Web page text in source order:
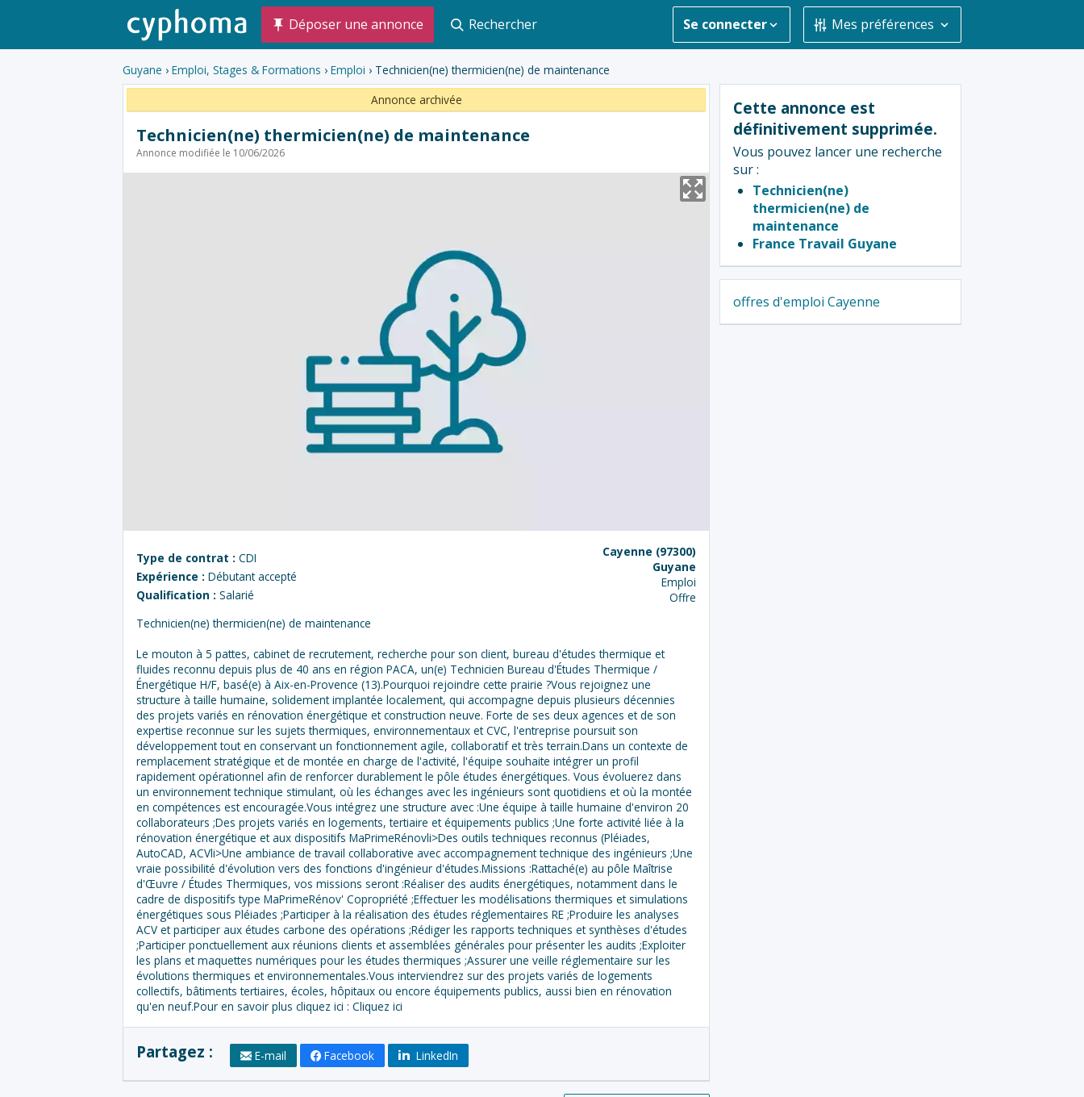
Déposer une annonce Rechercher Se connecter Mes préférences
Guyane › Emploi, Stages & Formations › Emploi › Technicien(ne) thermicien(ne) de maintenance
Annonce archivée
Technicien(ne) thermicien(ne) de maintenance
Annonce modifiée le 10/06/2026
Type de contrat : CDI
Expérience : Débutant accepté
Qualification : Salarié
Cayenne (97300)
Guyane
Emploi
Offre
Technicien(ne) thermicien(ne) de maintenance
Le mouton à 5 pattes, cabinet de recrutement, recherche pour son client, bureau d'études thermique et
fluides reconnu depuis plus de 40 ans en région PACA, un(e) Technicien Bureau d'Études Thermique /
Énergétique H/F, basé(e) à Aix-en-Provence (13).Pourquoi rejoindre cette prairie ?Vous rejoignez une
structure à taille humaine, solidement implantée localement, qui accompagne depuis plusieurs décennies
des projets variés en rénovation énergétique et construction neuve. Forte de ses deux agences et de son
expertise reconnue sur les sujets thermiques, environnementaux et CVC, l'entreprise poursuit son
développement tout en conservant un fonctionnement agile, collaboratif et très terrain.Dans un contexte de
remplacement stratégique et de montée en charge de l'activité, l'équipe souhaite intégrer un profil
rapidement opérationnel afin de renforcer durablement le pôle études énergétiques. Vous évoluerez dans
un environnement technique stimulant, où les échanges avec les ingénieurs sont quotidiens et où la montée
en compétences est encouragée.Vous intégrez une structure avec :Une équipe à taille humaine d'environ 20
collaborateurs ;Des projets variés en logements, tertiaire et équipements publics ;Une forte activité liée à la
rénovation énergétique et aux dispositifs MaPrimeRénovli>Des outils techniques reconnus (Pléiades,
AutoCAD, ACVli>Une ambiance de travail collaborative avec accompagnement technique des ingénieurs ;Une
vraie possibilité d'évolution vers des fonctions d'ingénieur d'études.Missions :Rattaché(e) au pôle Maîtrise
d'Œuvre / Études Thermiques, vos missions seront :Réaliser des audits énergétiques, notamment dans le
cadre de dispositifs type MaPrimeRénov' Copropriété ;Effectuer les modélisations thermiques et simulations
énergétiques sous Pléiades ;Participer à la réalisation des études réglementaires RE ;Produire les analyses
ACV et participer aux études carbone des opérations ;Rédiger les rapports techniques et synthèses d'études
;Participer ponctuellement aux réunions clients et assemblées générales pour présenter les audits ;Exploiter
les plans et maquettes numériques pour les études thermiques ;Assurer une veille réglementaire sur les
évolutions thermiques et environnementales.Vous interviendrez sur des projets variés de logements
collectifs, bâtiments tertiaires, écoles, hôpitaux ou encore équipements publics, aussi bien en rénovation
qu'en neuf.Pour en savoir plus cliquez ici : Cliquez ici
Partagez : E-mail Facebook LinkedIn
Cette annonce est
définitivement supprimée.
Vous pouvez lancer une recherche
sur :
Technicien(ne)
thermicien(ne) de
maintenance
France Travail Guyane
offres d'emploi Cayenne